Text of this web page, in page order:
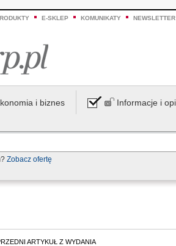
E-SKLEP KOMUNIKATY NEWSLETTER
i biznes Informacje i
Zobacz ofertę
ARTYKUŁ Z WYDANIA